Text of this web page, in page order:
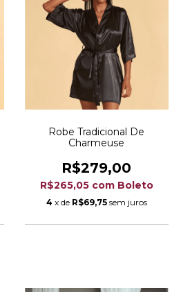
Robe Tradicional De
Charmeuse
R$279,00
R$265,05 com Boleto
4 x de R$69,75 sem juros